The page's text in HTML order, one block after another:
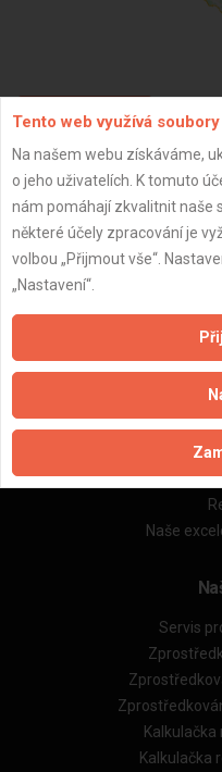
ZPĚT
Aktualizováno z
Naše
Zpracování a
Zásady pro
Obchodní
Obchodní
Naše
Servis
Kalkulačka
Tento web využívá
Na našem webu získáváme,
o jeho uživatelích. K tomuto
nám pomáhají zkvalitnit naše
některé účely zpracování je
volbou „Přijmout vše“.
„Nastavení“.